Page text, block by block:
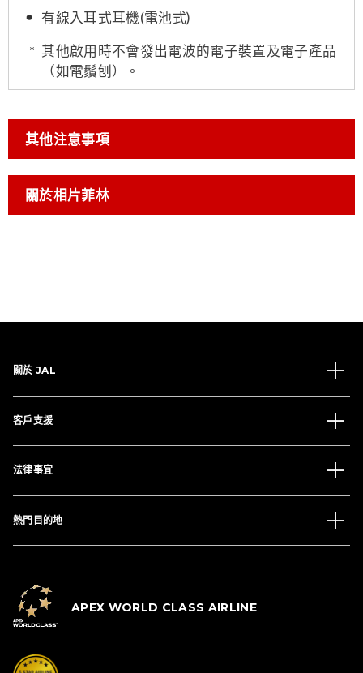
有線入耳式耳機(電池式)
其他啟用時不會發出電波的電子裝置及電子產品
（如電鬚刨）。
其他注意事項
關於相片菲林
關於 JAL
客戶支援
法律事宜
熱門目的地
APEX WORLD CLASS AIRLINE